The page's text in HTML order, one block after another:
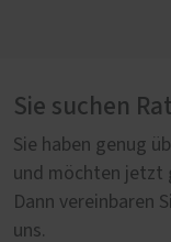
Sie suchen
Sie haben genug
und möchten jetzt
Dann vereinbaren
uns.